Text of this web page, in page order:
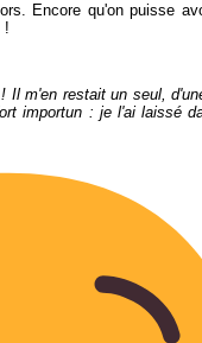
Encore qu'on puisse
!
Il m'en restait un seul,
importun : je l'ai laissé